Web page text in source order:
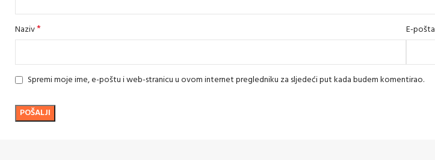
Naziv* E-pošta
Spremi moje ime, e-poštu i web-stranicu u ovom internet pregledniku za sljedeći put kada budem komentirao.